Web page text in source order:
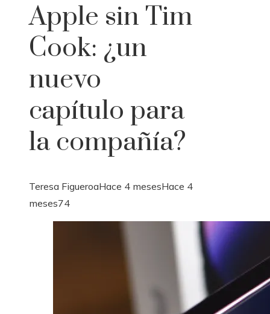
Apple sin Tim
Cook: ¿un
nuevo
capítulo para
la compañía?
Teresa FigueroaHace 4 mesesHace 4
meses74